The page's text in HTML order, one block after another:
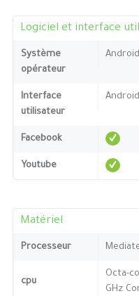
Logiciel et interface
Système
opérateur
Interface
utilisateur
Facebook
Youtube
Matériel
Processeur
cpu
Octa-
GHz